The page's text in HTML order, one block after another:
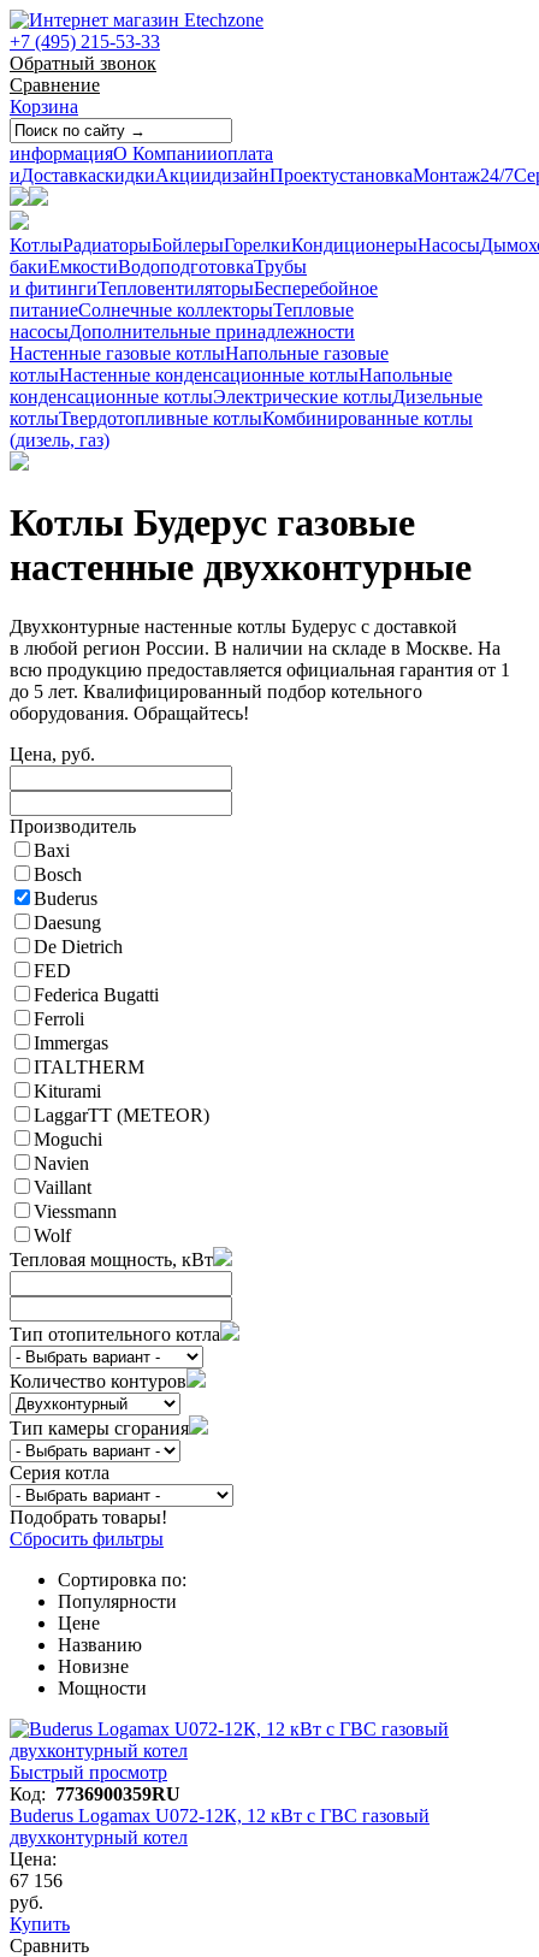
+7 (495) 215-53-33
Обратный звонок
Сравнение
Корзина
информацияО Компанииоплата
иДоставкаскидкиАкциидизайнПроектустановкаМонтаж24/7
КотлыРадиаторыБойлерыГорелкиКондиционерыНасосы
бакиЕмкостиВодоподготовкаТрубы
и фитингиТепловентиляторыБесперебойное
питаниеСолнечные коллекторыТепловые
насосыДополнительные принадлежности
Настенные газовые котлыНапольные газовые
котлыНастенные конденсационные котлыНапольные
конденсационные котлыЭлектрические котлыДизельные
котлыТвердотопливные котлыКомбинированные котлы
(дизель, газ)
Котлы Будерус газовые
настенные двухконтурные
Двухконтурные настенные котлы Будерус с доставкой
в любой регион России. В наличии на складе в Москве. На
всю продукцию предоставляется официальная гарантия от 1
до 5 лет. Квалифицированный подбор котельного
оборудования. Обращайтесь!
Цена, руб.
Производитель
Baxi
Bosch
Buderus
Daesung
De Dietrich
FED
Federica Bugatti
Ferroli
Immergas
ITALTHERM
Kiturami
LaggarTT (METEOR)
Moguchi
Navien
Vaillant
Viessmann
Wolf
Тепловая мощность, кВт
Тип отопительного котла
Количество контуров
Тип камеры сгорания
Серия котла
Подобрать товары!
Сбросить фильтры
Сортировка по:
Популярности
Цене
Названию
Новизне
Мощности
Быстрый просмотр
Код: 7736900359RU
Buderus Logamax U072-12К, 12 кВт с ГВС газовый
двухконтурный котел
Цена:
67 156
руб.
Купить
Сравнить